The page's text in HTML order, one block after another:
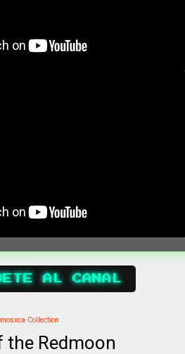
AL CANAL
Collection
the Redmoon